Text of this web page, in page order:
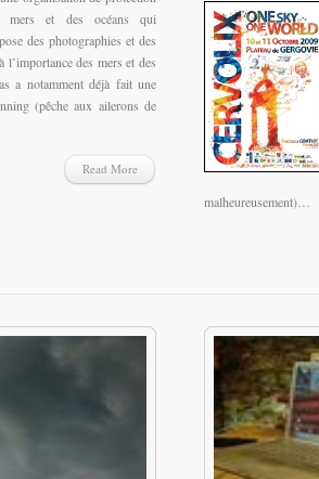
mers et des océans qui
des photographies et des
des mers et des
a notamment déjà fait une
(pêche aux ailerons de
Read More
malheureusement)…